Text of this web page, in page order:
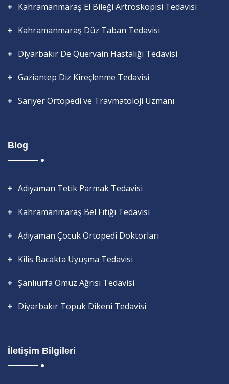
Kahramanmaraş El Bileği Artroskopisi Tedavisi
Kahramanmaraş Düz Taban Tedavisi
Diyarbakır De Quervain Hastalığı Tedavisi
Gaziantep Diz Kireçlenme Tedavisi
Sarıyer Ortopedi ve Travmatoloji Uzmanı
Blog
Adıyaman Tetik Parmak Tedavisi
Kahramanmaraş Bel Fıtığı Tedavisi
Adıyaman Çocuk Ortopedi Doktorları
Kilis Bacakta Uyuşma Tedavisi
Şanlıurfa Omuz Ağrısı Tedavisi
Diyarbakır Topuk Dikeni Tedavisi
İletişim Bilgileri